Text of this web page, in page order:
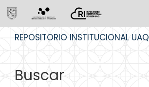
REPOSITORIO INSTITUCIONAL UAQ
Buscar